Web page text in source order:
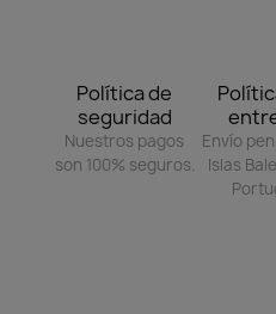
Política de
seguridad
Nuestros pagos
son 100% seguros.
Envío
Islas